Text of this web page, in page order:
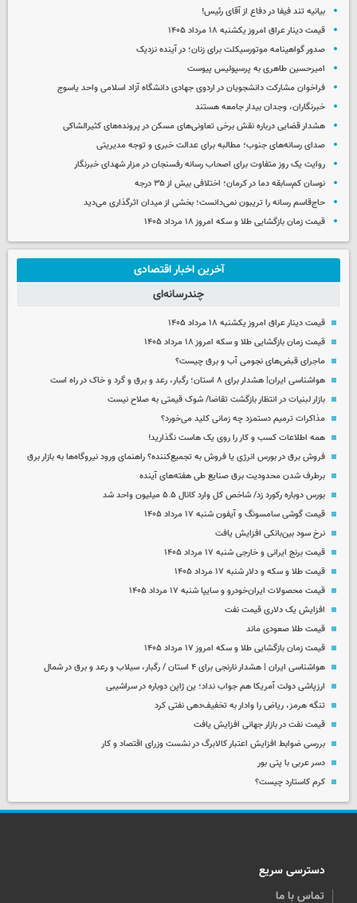
بیانیه تند فیفا در دفاع از آقای رئیس!
قیمت دینار عراق امروز یکشنبه ۱۸ مرداد ۱۴۰۵
صدور گواهینامه موتورسیکلت برای زنان؛ در آینده نزدیک
امیرحسین طاهری به پرسپولیس پیوست
فراخوان مشارکت دانشجویان در اردوی جهادی دانشگاه آزاد اسلامی واحد یاسوج
خبرنگاران، وجدان بیدار جامعه هستند
هشدار قضایی درباره نقش برخی تعاونی‌های مسکن در پرونده‌های کثیرالشاکی
صدای رسانه‌های جنوب؛ مطالبه برای عدالت خبری و توجه مدیریتی
روایت یک روز متفاوت برای اصحاب رسانه رفسنجان در مزار شهدای خبرنگار
نوسان کم‌سابقه دما در کرمان؛ اختلافی بیش از ۳۵ درجه
حاج‌قاسم رسانه را تریبون نمی‌دانست؛ بخشی از میدان اثرگذاری می‌دید
قیمت زمان بازگشایی طلا و سکه امروز ۱۸ مرداد ۱۴۰۵
آخرین اخبار اقتصادی
چندرسانه‌ای
قیمت دینار عراق امروز یکشنبه ۱۸ مرداد ۱۴۰۵
قیمت زمان بازگشایی طلا و سکه امروز ۱۸ مرداد ۱۴۰۵
ماجرای قبض‌های نجومی آب و برق چیست؟
هواشناسی ایران| هشدار برای ۸ استان؛ رگبار، رعد و برق و گرد و خاک در راه است
بازار لبنیات در انتظار بازگشت تقاضا/ شوک قیمتی به صلاح نیست
مذاکرات ترمیم دستمزد چه زمانی کلید می‌خورد؟
همه اطلاعات کسب‌ و کار را روی یک هاست نگذارید!
فروش برق در بورس انرژی یا فروش به تجمیع‌کننده؟ راهنمای ورود نیروگاه‌ها به بازار برق
برطرف شدن محدودیت‌ برق صنایع طی هفته‌های آینده
بورس دوباره رکورد زد/ شاخص کل وارد کانال ۵.۵ میلیون واحد شد
قیمت گوشی سامسونگ و آیفون شنبه ۱۷ مرداد ۱۴۰۵
نرخ سود بین‌بانکی افزایش یافت
قیمت برنج ایرانی و خارجی شنبه ۱۷ مرداد ۱۴۰۵
قیمت طلا و سکه و دلار شنبه ۱۷ مرداد ۱۴۰۵
قیمت محصولات ایران‌خودرو و سایپا شنبه ۱۷ مرداد ۱۴۰۵
افزایش یک دلاری قیمت نفت
قیمت طلا صعودی ماند
قیمت زمان بازگشایی طلا و سکه امروز ۱۷ مرداد ۱۴۰۵
هواشناسی ایران | هشدار نارنجی برای ۴ استان / رگبار، سیلاب و رعد و برق در شمال
ارزپاشی دولت آمریکا هم جواب نداد؛ ین ژاپن دوباره در سراشیبی
تنگه هرمز، ریاض را وادار به تخفیف‌دهی نفتی کرد
قیمت نفت در بازار جهانی افزایش یافت
بررسی ضوابط افزایش اعتبار کالابرگ در نشست وزرای اقتصاد و کار
دسر عربی با پتی بور
کرم کاستارد چیست؟
دسترسی سریع
تماس با ما